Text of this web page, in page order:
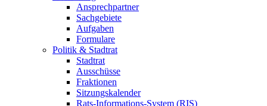
Ansprechpartner
Sachgebiete
Aufgaben
Formulare
Politik & Stadtrat
Stadtrat
Ausschüsse
Fraktionen
Sitzungskalender
Rats-Informations-System (RIS)